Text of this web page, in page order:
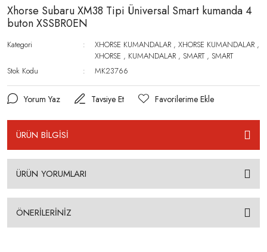
Xhorse Subaru XM38 Tipi Üniversal Smart kumanda 4
buton XSSBR0EN
Kategori XHORSE KUMANDALAR ,XHORSE KUMANDALAR ,
XHORSE , KUMANDALAR ,SMART ,SMART
Stok Kodu
MK23766
Yorum Yaz Tavsiye Et
ÜRÜN BİLGİSİ
ÜRÜN YORUMLARI
ÖNERİLERİNİZ